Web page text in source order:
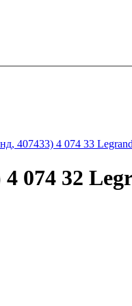
407433) 4 074 33 Legrand
074 32